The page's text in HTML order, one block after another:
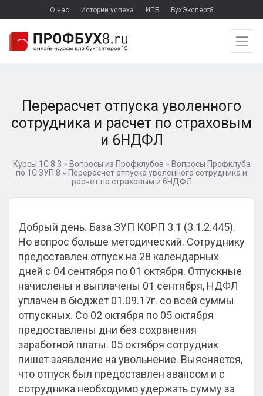
О нас Истории успеха ИПБ БухЭксперт8
Перерасчет отпуска уволенного
сотрудника и расчет по страховым
и 6НДФЛ
Курсы 1С 8.3 » Вопросы из Профклубов » Вопросы Профклуба
по 1С:ЗУП 8 » Перерасчет отпуска уволенного сотрудника и
расчет по страховым и 6НДФЛ
Добрый день. База ЗУП КОРП 3.1 (3.1.2.445).
Но вопрос больше методический. Сотруднику
предоставлен отпуск на 28 календарных
дней с 04 сентября по 01 октября. Отпускные
начислены и выплачены 01 сентября, НДФЛ
уплачен в бюджет 01.09.17г. со всей суммы
отпускных. Со 02 октября по 05 октября
предоставлены дни без сохранения
заработной платы. 05 октября сотрудник
пишет заявление на увольнение. Выясняется,
что отпуск был предоставлен авансом и с
сотрудника необходимо удержать сумму за